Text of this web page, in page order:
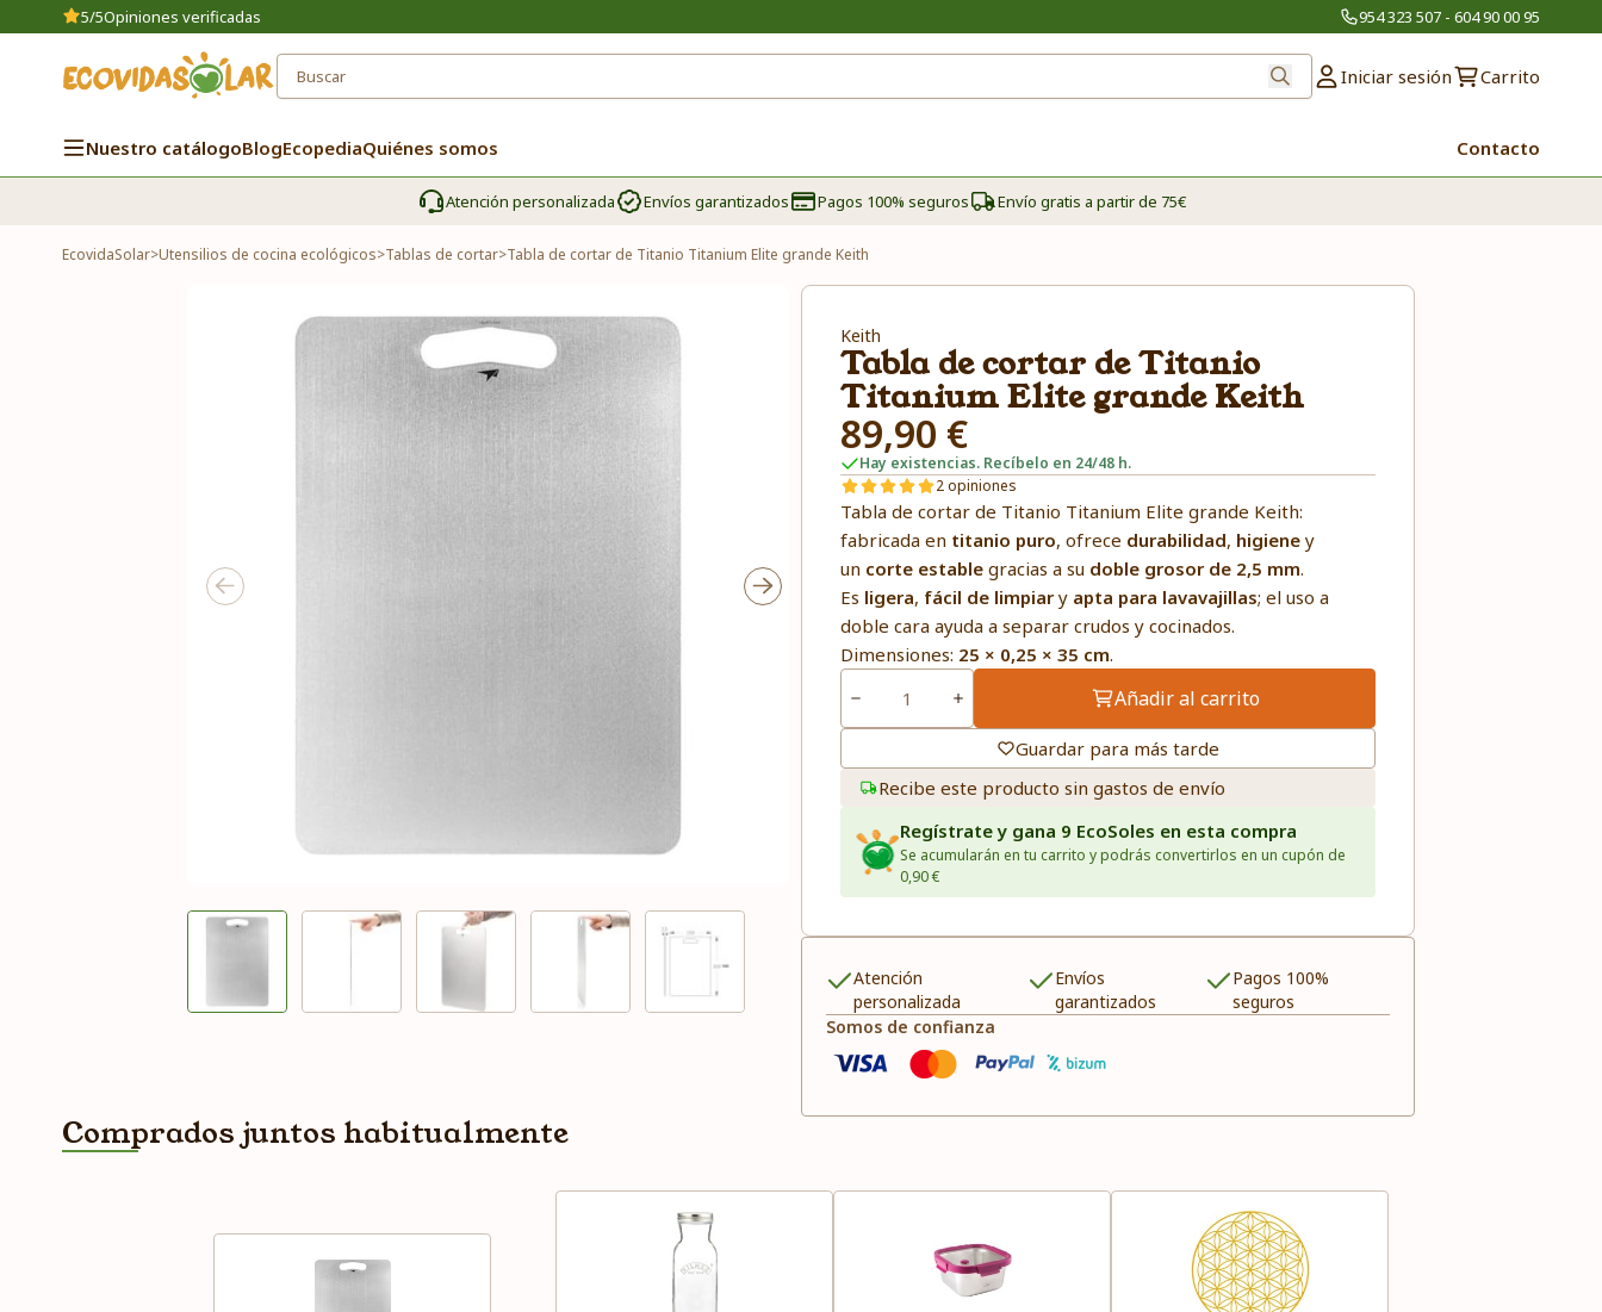
5/5Opiniones verificadas 954 323 507 - 604 90 00 95
Iniciar sesión Carrito
Nuestro catálogoBlogEcopediaQuiénes somos Contacto
Atención personalizada Envíos garantizados Pagos 100% seguros Envío gratis a partir de 75€
EcovidaSolar>Utensilios de cocina ecológicos>Tablas de cortar>Tabla de cortar de Titanio Titanium Elite grande Keith
Keith
Tabla de cortar de Titanio
Titanium Elite grande Keith
89,90 €
Hay existencias. Recíbelo en 24/48 h.
2 opiniones
Tabla de cortar de Titanio Titanium Elite grande Keith:
fabricada en titanio puro, ofrece durabilidad, higiene y
un corte estable gracias a su doble grosor de 2,5 mm.
Es ligera, fácil de limpiary apta para lavavajillas; el uso a
doble cara ayuda a separar crudos y cocinados.
Dimensiones: 25 × 0,25 × 35 cm.
Añadir al carrito
Guardar para más tarde
Recibe este producto sin gastos de envío
Regístrate y gana 9 EcoSoles en esta compra
Se acumularán en tu carrito y podrás convertirlos en un cupón de
0,90 €
Atención
personalizada
Envíos
garantizados
Pagos 100%
seguros
Somos de confianza
Comprados juntos habitualmente